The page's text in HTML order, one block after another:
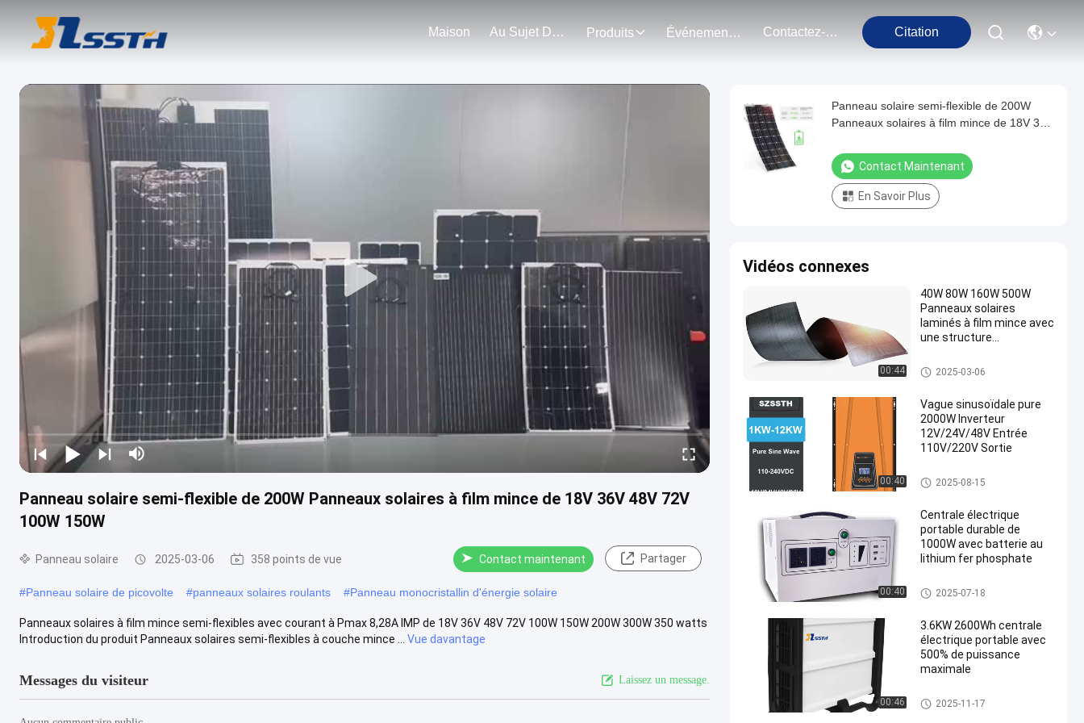
Maison Au Sujet De Nous Produits Événements Contactez-Nous Citation
Panneau solaire semi-flexible de 200W Panneaux solaires à film mince de 18V 36V 48V 72V
100W 150W
Panneau solaire 2025-03-06 358 points de vue Contact maintenant Partager
#Panneau solaire de picovolte #panneaux solaires roulants #Panneau monocristallin d'énergie solaire
Panneaux solaires à film mince semi-flexibles avec courant à Pmax 8,28A IMP de 18V 36V 48V 72V 100W 150W 200W 300W 350 watts
Introduction du produit Panneaux solaires semi-flexibles à couche mince ...
Vue davantage
Messages du visiteur Laissez un message.
Panneau solaire semi-flexible de 200W
Panneaux solaires à film mince de 18V 36V
Contact Maintenant
En Savoir Plus
Vidéos connexes
00:44
40W 80W 160W 500W
Panneaux solaires
laminés à film mince avec
une structure
innovante de cellules
solaires
Flexible Solar Panel
2025-03-06
00:40
Vague sinusoïdale pure
2000W Inverteur
12V/24V/48V Entrée
110V/220V Sortie
Pure Sine Wave Power Inverter
2025-08-15
00:40
Centrale électrique
portable durable de
1000W avec batterie au
lithium fer phosphate
Centrale portative
2025-07-18
00:46
3.6KW 2600Wh centrale
électrique portable avec
500% de puissance
maximale
Centrale portative
2025-11-17